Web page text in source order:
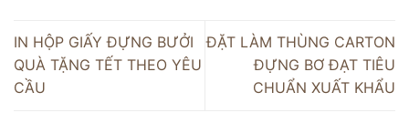
IN HỘP GIẤY ĐỰNG BƯỞI
QUÀ TẶNG TẾT THEO YÊU
CẦU
ĐẶT LÀM THÙNG CARTON
ĐỰNG BƠ ĐẠT TIÊU
CHUẨN XUẤT KHẨU